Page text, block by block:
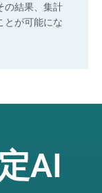
の結果、集計
とが可能にな
AI